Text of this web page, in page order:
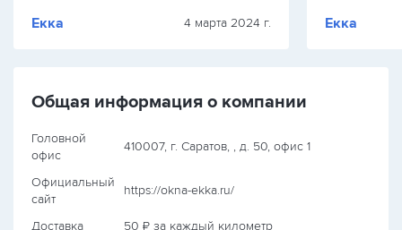
Екка 4 марта 2024 г. Екка
Общая информация о компании
Головной
офис
410007, г. Саратов, , д. 50, офис 1
Официальный
сайт
https://okna-ekka.ru/
Доставка 50 ₽ за каждый километр